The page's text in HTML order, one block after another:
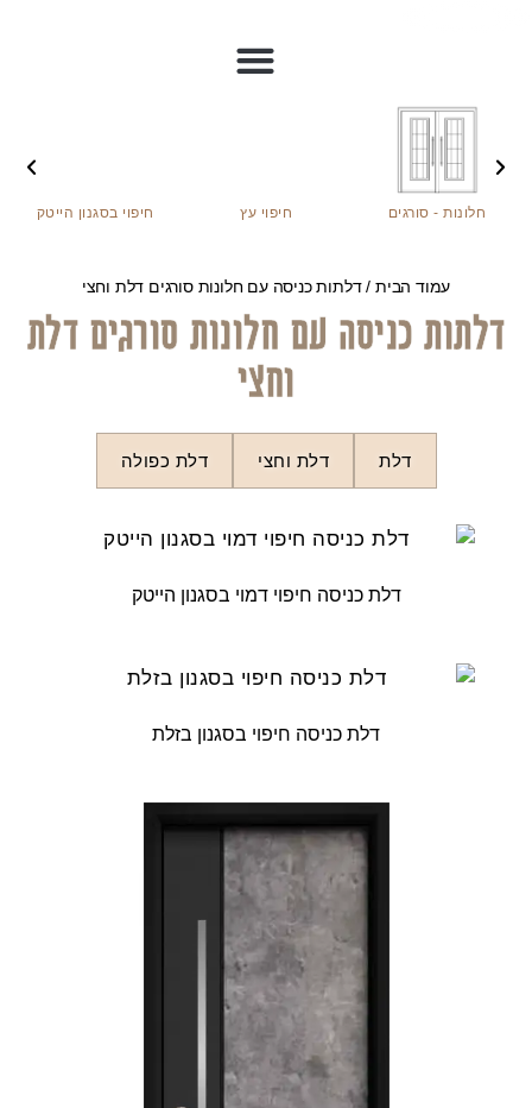
חלונות - סורגים חיפוי עץ חיפוי בסגנון הייטק
עמוד הבית / דלתות כניסה עם חלונות סורגים דלת וחצי
דלתות כניסה עם חלונות סורגים דלת
וחצי
דלת דלת וחצי דלת כפולה
דלת כניסה חיפוי דמוי בסגנון הייטק
דלת כניסה חיפוי בסגנון בזלת